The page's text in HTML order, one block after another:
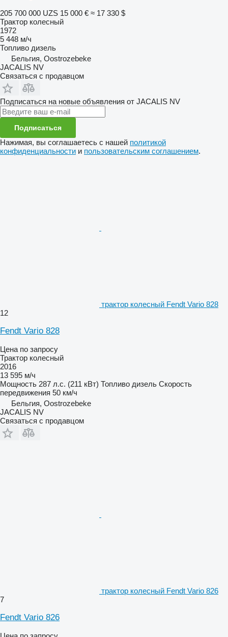
205 700 000 UZS 15 000 € ≈ 17 330 $
Трактор колесный
1972
5 448 м/ч
Топливо дизель
Бельгия, Oostrozebeke
JACALIS NV
Связаться с продавцом
Подписаться на новые объявления от JACALIS NV
Подписаться
Нажимая, вы соглашаетесь с нашей политикой
конфиденциальности и пользовательским соглашением.
трактор колесный Fendt Vario 828
12
Fendt Vario 828
Цена по запросу
Трактор колесный
2016
13 595 м/ч
Мощность 287 л.с. (211 кВт) Топливо дизель Скорость
передвижения 50 км/ч
Бельгия, Oostrozebeke
JACALIS NV
Связаться с продавцом
трактор колесный Fendt Vario 826
7
Fendt Vario 826